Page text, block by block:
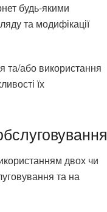
будь-якими
та модифікації
та/або використання
їх
двох чи
та на